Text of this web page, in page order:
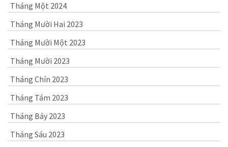
Tháng Một 2024
Tháng Mười Hai 2023
Tháng Mười Một 2023
Tháng Mười 2023
Tháng Chín 2023
Tháng Tám 2023
Tháng Bảy 2023
Tháng Sáu 2023